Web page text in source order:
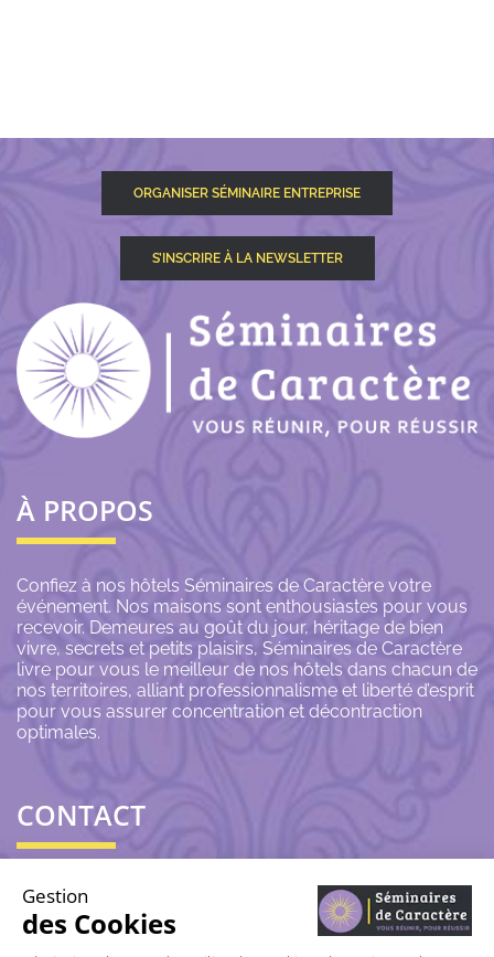
ORGANISER SÉMINAIRE ENTREPRISE
S’INSCRIRE À LA NEWSLETTER
À PROPOS
Confiez à nos hôtels Séminaires de Caractère votre
événement. Nos maisons sont enthousiastes pour vous
recevoir. Demeures au goût du jour, héritage de bien
vivre, secrets et petits plaisirs, Séminaires de Caractère
livre pour vous le meilleur de nos hôtels dans chacun de
nos territoires, alliant professionnalisme et liberté d’esprit
pour vous assurer concentration et décontraction
optimales.
CONTACT
06 43 69 79 72
contact@seminairesdecaractere.fr
Gestion
des Cookies